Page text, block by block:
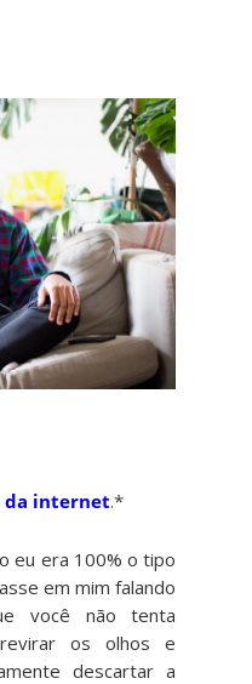
da internet.*
eu era 100% o tipo
em mim falando
você não tenta
revirar os olhos e
descartar a